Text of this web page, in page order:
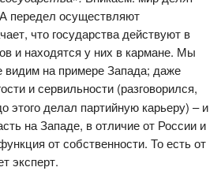
передел осуществляют
что государства действуют в
и находятся у них в кармане. Мы
видим на примере Запада; даже
и сервильности (разговорился,
этого делал партийную карьеру) – и
на Западе, в отличие от России и
от собственности. То есть от
эксперт.